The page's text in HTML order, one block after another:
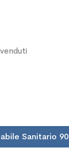
Sanitario 90